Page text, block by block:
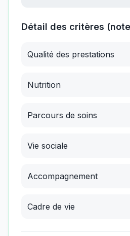
Détail des critères
Qualité des prestations
Nutrition
Parcours de soins
Vie sociale
Accompagnement
Cadre de vie